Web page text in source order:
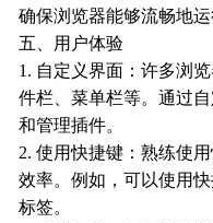
确保浏览器能够流畅地运
五、用户体验
1. 自定义界面：许多浏
件栏、菜单栏等。通过
和管理插件。
2. 使用快捷键：熟练使
效率。例如，可以使用
标签。